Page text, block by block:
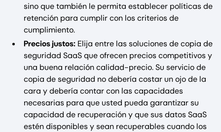
sino que también le permita establecer políticas de
retención para cumplir con los criterios de
cumplimiento.
Precios justos: Elija entre las soluciones de copia de
seguridad SaaS que ofrecen precios competitivos y
una buena relación calidad-precio. Su servicio de
copia de seguridad no debería costar un ojo de la
cara y debería contar con las capacidades
necesarias para que usted pueda garantizar su
capacidad de recuperación y que sus datos SaaS
estén disponibles y sean recuperables cuando los